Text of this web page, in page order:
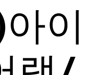
이